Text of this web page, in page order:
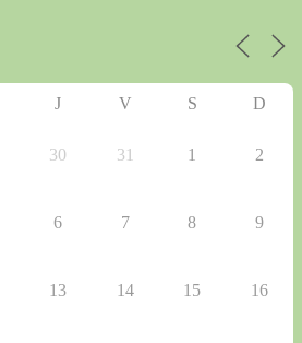
J V S D
30 31 1 2
6 7 8 9
13 14 15 16